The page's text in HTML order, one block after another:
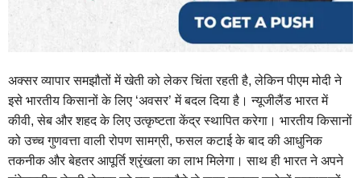
अक्सर व्यापार समझौतों में खेती को लेकर चिंता रहती है, लेकिन पीएम मोदी ने
इसे भारतीय किसानों के लिए ‘अवसर’ में बदल दिया है। न्यूजीलैंड भारत में
कीवी, सेब और शहद के लिए उत्कृष्टता केंद्र स्थापित करेगा। भारतीय किसानों
को उच्च गुणवत्ता वाली रोपण सामग्री, फसल कटाई के बाद की आधुनिक
तकनीक और बेहतर आपूर्ति श्रृंखला का लाभ मिलेगा। साथ ही भारत ने अपने